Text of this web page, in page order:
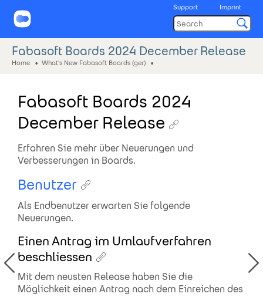
Support Imprint
Fabasoft Boards 2024 December Release
Home What's New Fabasoft Boards (ger)
Fabasoft Boards 2024
December Release
Erfahren Sie mehr über Neuerungen und
Verbesserungen in Boards.
Benutzer
Als Endbenutzer erwarten Sie folgende
Neuerungen.
Einen Antrag im Umlaufverfahren
beschliessen
Mit dem neusten Release haben Sie die
Möglichkeit einen Antrag nach dem Einreichen des